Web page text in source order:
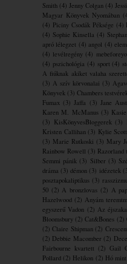
Smith (4) Jenny Colgan (4)
Magyar Könyvek Nyomában
(4) Piciny Csodák Péksége (4)
(4) Sophie Kinsella (4)
apró lélegzet (4) angol (4)
(4) levélregény (4)
(4) pszichológia (4) sport (4)
A fiúknak akiket valaha
(3) A szív körvonalai (3)
Könyvek (3) Chambers testvérek
Fumax (3) Jaffa (3) Jane
Karen M. McManus (3)
(3) KisKönyvesBloggerek (3)
Kristen Callihan (3) Kylie Scott
(3) Marie Rutkoski (3) Mary
Rainbow Rowell (3) Razorland
Semmi pánik (3) Silber (3)
dráma (3) démon (3) idézetek
posztapokaliptikus (3)
50 (2) A bronzlovas (2) A
Hazelwood (2) Anyám
egyszerű Vadon (2) Az
Bloomsbury (2) Cat&Bones (2)
(2) Claire Shipman (2)
(2) Debbie Macomber (2)
Fairbourne kvartett (2) Gail
Pollard (2) Helikon (2) Hó